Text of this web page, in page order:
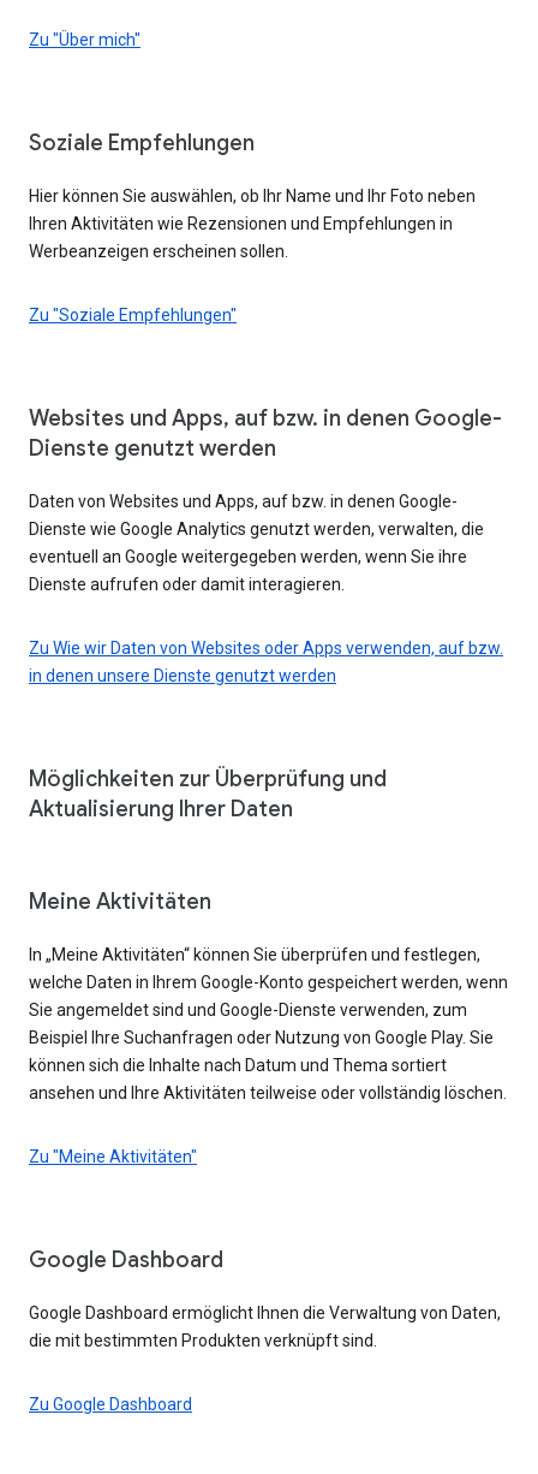
Zu "Über mich"
Soziale Empfehlungen
Hier können Sie auswählen, ob Ihr Name und Ihr Foto neben
Ihren Aktivitäten wie Rezensionen und Empfehlungen in
Werbeanzeigen erscheinen sollen.
Zu "Soziale Empfehlungen"
Websites und Apps, auf bzw. in denen Google-
Dienste genutzt werden
Daten von Websites und Apps, auf bzw. in denen Google-
Dienste wie Google Analytics genutzt werden, verwalten, die
eventuell an Google weitergegeben werden, wenn Sie ihre
Dienste aufrufen oder damit interagieren.
Zu Wie wir Daten von Websites oder Apps verwenden, auf bzw.
in denen unsere Dienste genutzt werden
Möglichkeiten zur Überprüfung und
Aktualisierung Ihrer Daten
Meine Aktivitäten
In „Meine Aktivitäten“ können Sie überprüfen und festlegen,
welche Daten in Ihrem Google-Konto gespeichert werden, wenn
Sie angemeldet sind und Google-Dienste verwenden, zum
Beispiel Ihre Suchanfragen oder Nutzung von Google Play. Sie
können sich die Inhalte nach Datum und Thema sortiert
ansehen und Ihre Aktivitäten teilweise oder vollständig löschen.
Zu "Meine Aktivitäten"
Google Dashboard
Google Dashboard ermöglicht Ihnen die Verwaltung von Daten,
die mit bestimmten Produkten verknüpft sind.
Zu Google Dashboard